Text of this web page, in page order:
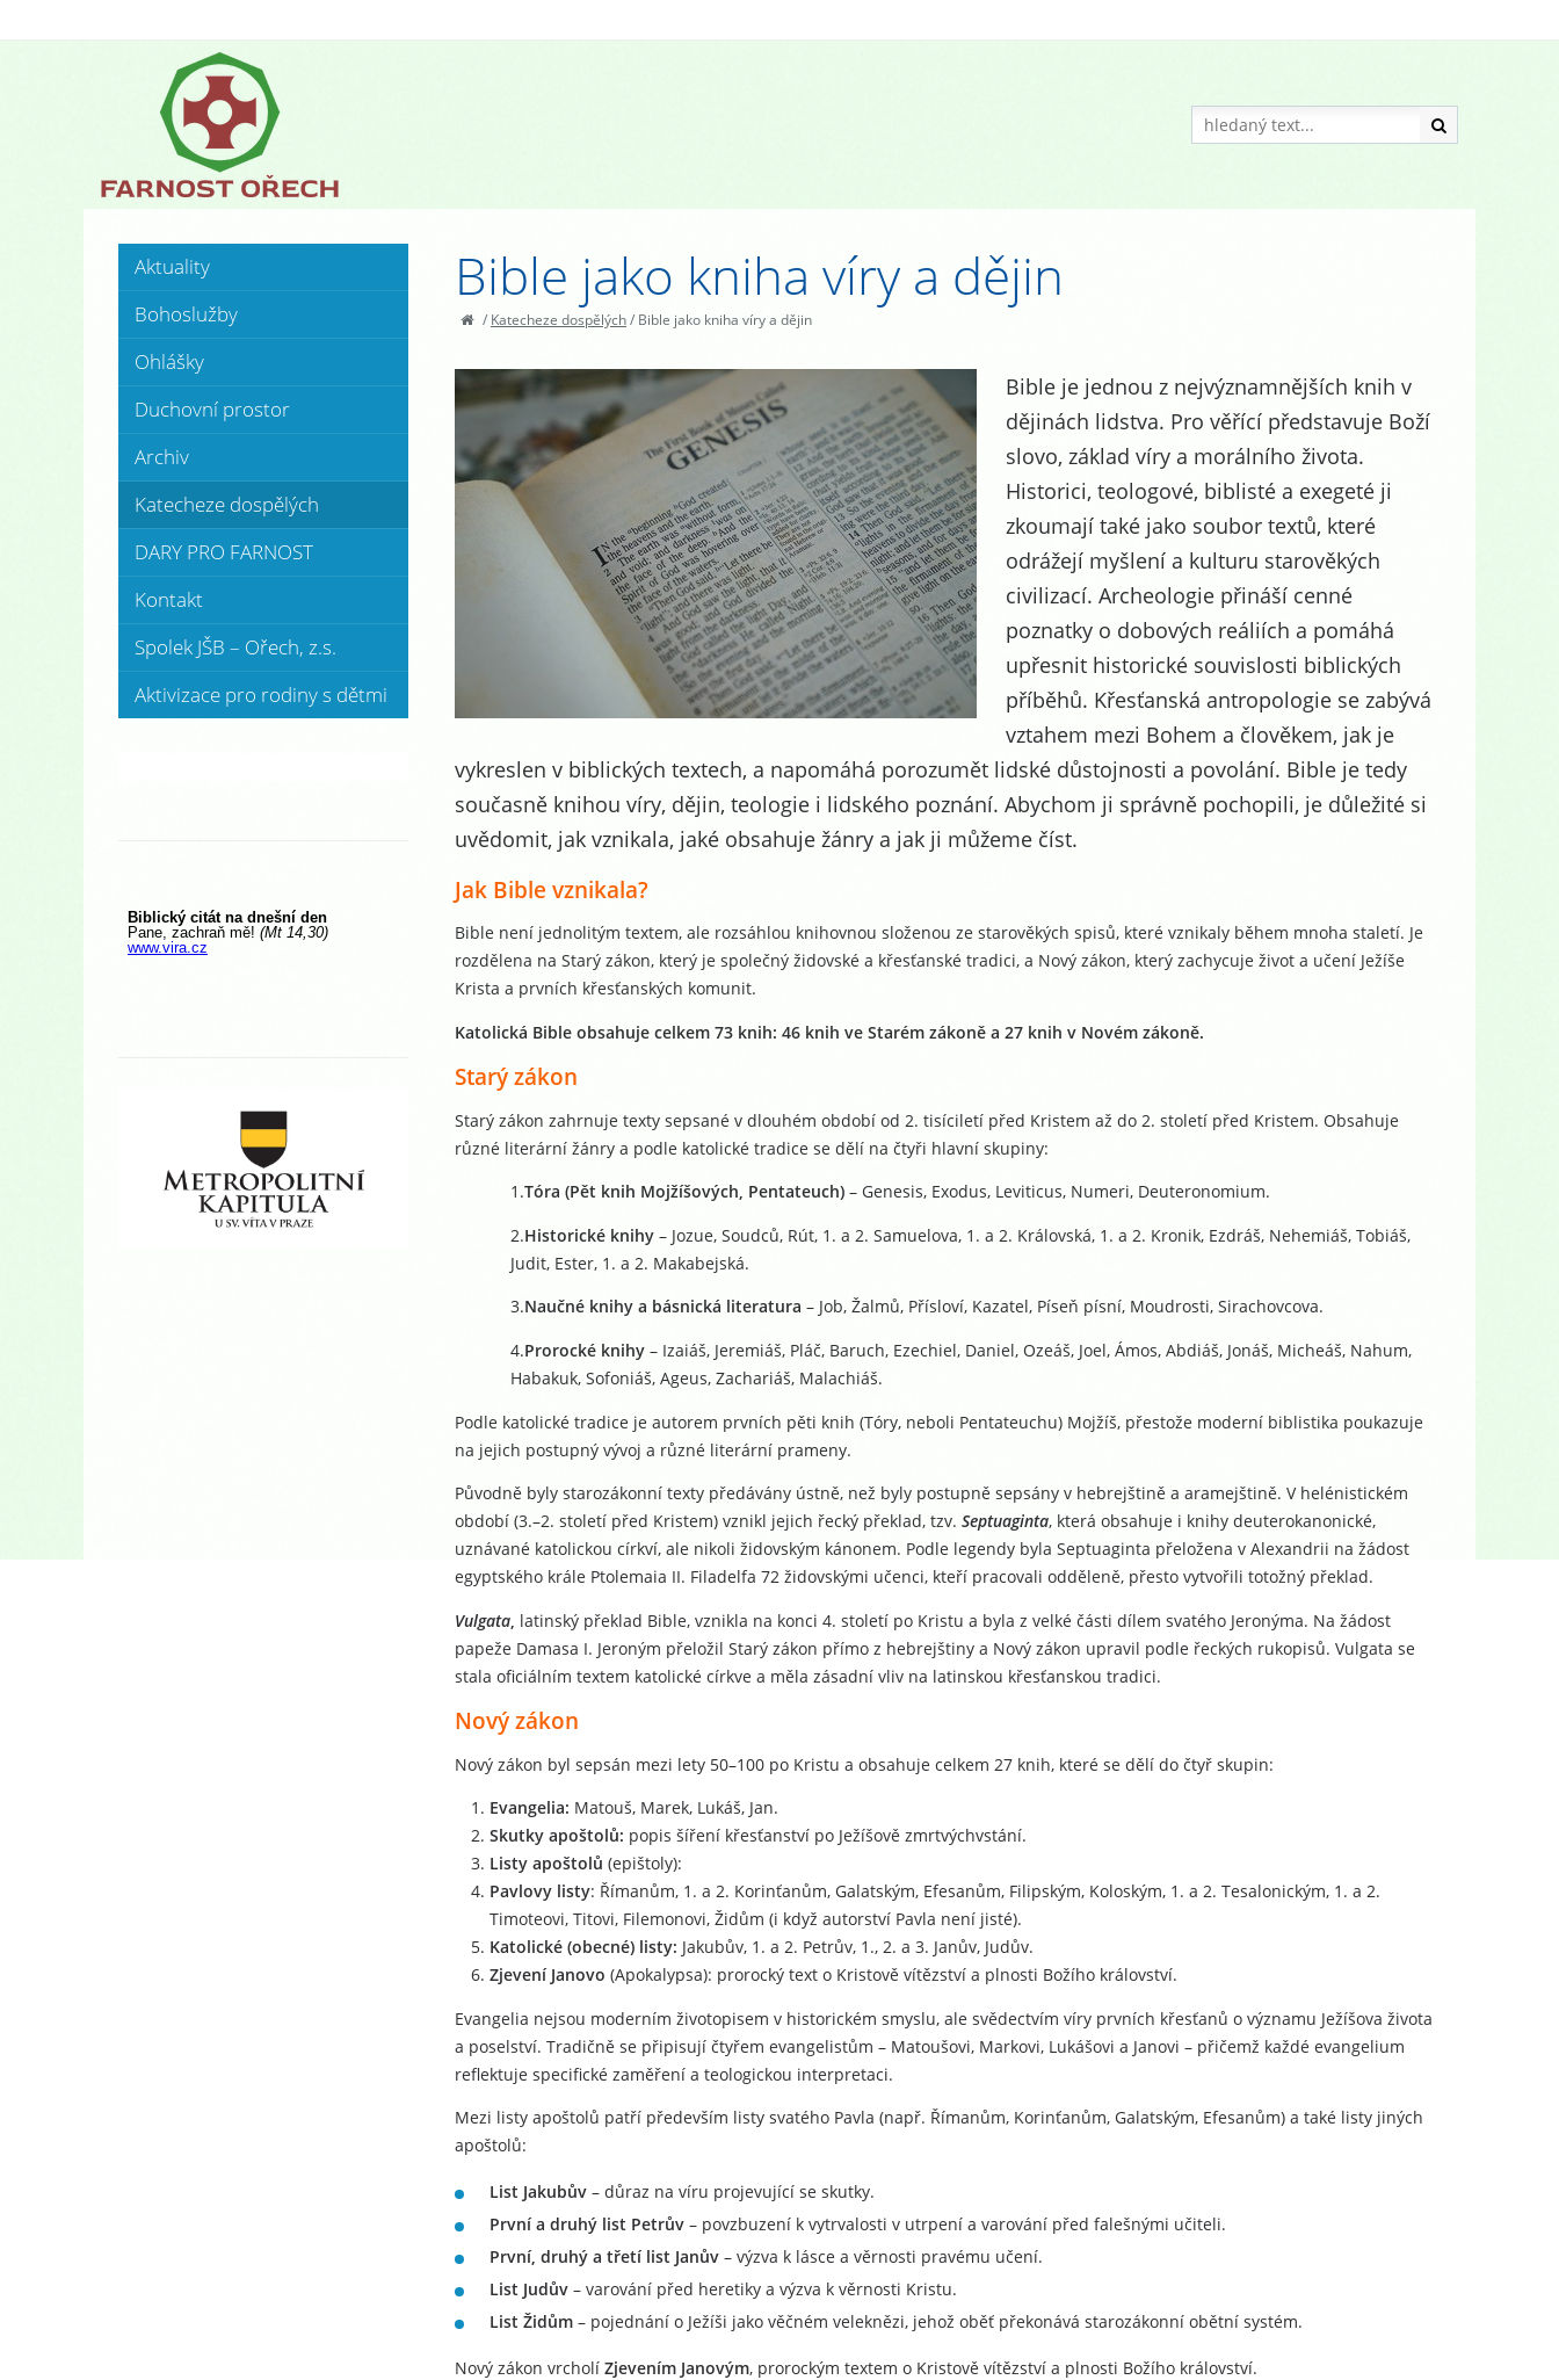
Bible jako kniha víry a dějin
/ Katecheze dospělých/ Bible jako kniha víry a dějin
Bible je jednou z nejvýznamnějších knih v
dějinách lidstva. Pro věřící představuje Boží
slovo, základ víry a morálního života.
Historici, teologové, biblisté a exegeté ji
zkoumají také jako soubor textů, které
odrážejí myšlení a kulturu starověkých
civilizací. Archeologie přináší cenné
poznatky o dobových reáliích a pomáhá
upřesnit historické souvislosti biblických
příběhů. Křesťanská antropologie se zabývá
vztahem mezi Bohem a člověkem, jak je
vykreslen v biblických textech, a napomáhá porozumět lidské důstojnosti a povolání. Bible je tedy
současně knihou víry, dějin, teologie i lidského poznání. Abychom ji správně pochopili, je důležité si
uvědomit, jak vznikala, jaké obsahuje žánry a jak ji můžeme číst.
Jak Bible vznikala?
Bible není jednolitým textem, ale rozsáhlou knihovnou složenou ze starověkých spisů, které vznikaly během mnoha staletí. Je
rozdělena na Starý zákon, který je společný židovské a křesťanské tradici, a Nový zákon, který zachycuje život a učení Ježíše
Krista a prvních křesťanských komunit.
Katolická Bible obsahuje celkem 73 knih: 46 knih ve Starém zákoně a 27 knih v Novém zákoně.
Starý zákon
Starý zákon zahrnuje texty sepsané v dlouhém období od 2. tisíciletí před Kristem až do 2. století před Kristem. Obsahuje
různé literární žánry a podle katolické tradice se dělí na čtyři hlavní skupiny:
1.Tóra (Pět knih Mojžíšových, Pentateuch) – Genesis, Exodus, Leviticus, Numeri, Deuteronomium.
2.Historické knihy – Jozue, Soudců, Rút, 1. a 2. Samuelova, 1. a 2. Královská, 1. a 2. Kronik, Ezdráš, Nehemiáš, Tobiáš,
Judit, Ester, 1. a 2. Makabejská.
3.Naučné knihy a básnická literatura – Job, Žalmů, Přísloví, Kazatel, Píseň písní, Moudrosti, Sirachovcova.
4.Prorocké knihy – Izaiáš, Jeremiáš, Pláč, Baruch, Ezechiel, Daniel, Ozeáš, Joel, Ámos, Abdiáš, Jonáš, Micheáš, Nahum,
Habakuk, Sofoniáš, Ageus, Zachariáš, Malachiáš.
Podle katolické tradice je autorem prvních pěti knih (Tóry, neboli Pentateuchu) Mojžíš, přestože moderní biblistika poukazuje
na jejich postupný vývoj a různé literární prameny.
Původně byly starozákonní texty předávány ústně, než byly postupně sepsány v hebrejštině a aramejštině. V helénistickém
období (3.–2. století před Kristem) vznikl jejich řecký překlad, tzv. Septuaginta, která obsahuje i knihy deuterokanonické,
uznávané katolickou církví, ale nikoli židovským kánonem. Podle legendy byla Septuaginta přeložena v Alexandrii na žádost
egyptského krále Ptolemaia II. Filadelfa 72 židovskými učenci, kteří pracovali odděleně, přesto vytvořili totožný překlad.
Vulgata, latinský překlad Bible, vznikla na konci 4. století po Kristu a byla z velké části dílem svatého Jeronýma. Na žádost
papeže Damasa I. Jeroným přeložil Starý zákon přímo z hebrejštiny a Nový zákon upravil podle řeckých rukopisů. Vulgata se
stala oficiálním textem katolické církve a měla zásadní vliv na latinskou křesťanskou tradici.
Nový zákon
Nový zákon byl sepsán mezi lety 50–100 po Kristu a obsahuje celkem 27 knih, které se dělí do čtyř skupin:
Evangelia: Matouš, Marek, Lukáš, Jan.
Skutky apoštolů: popis šíření křesťanství po Ježíšově zmrtvýchvstání.
Listy apoštolů (epištoly):
Pavlovy listy: Římanům, 1. a 2. Korinťanům, Galatským, Efesanům, Filipským, Koloským, 1. a 2. Tesalonickým, 1. a 2.
Timoteovi, Titovi, Filemonovi, Židům (i když autorství Pavla není jisté).
Katolické (obecné) listy: Jakubův, 1. a 2. Petrův, 1., 2. a 3. Janův, Judův.
​Zjevení Janovo (Apokalypsa): prorocký text o Kristově vítězství a plnosti Božího království.
Evangelia nejsou moderním životopisem v historickém smyslu, ale svědectvím víry prvních křesťanů o významu Ježíšova života
a poselství. Tradičně se připisují čtyřem evangelistům – Matoušovi, Markovi, Lukášovi a Janovi – přičemž každé evangelium
reflektuje specifické zaměření a teologickou interpretaci.
Mezi listy apoštolů patří především listy svatého Pavla (např. Římanům, Korinťanům, Galatským, Efesanům) a také listy jiných
apoštolů:
List Jakubův – důraz na víru projevující se skutky.
První a druhý list Petrův – povzbuzení k vytrvalosti v utrpení a varování před falešnými učiteli.
První, druhý a třetí list Janův – výzva k lásce a věrnosti pravému učení.
List Judův – varování před heretiky a výzva k věrnosti Kristu.
List Židům – pojednání o Ježíši jako věčném veleknězi, jehož oběť překonává starozákonní obětní systém.
Nový zákon vrcholí Zjevením Janovým, prorockým textem o Kristově vítězství a plnosti Božího království.
Aktuality
Bohoslužby
Ohlášky
Duchovní prostor
Archiv
Katecheze dospělých
DARY PRO FARNOST
Kontakt
Spolek JŠB – Ořech, z.s.
Aktivizace pro rodiny s dětmi